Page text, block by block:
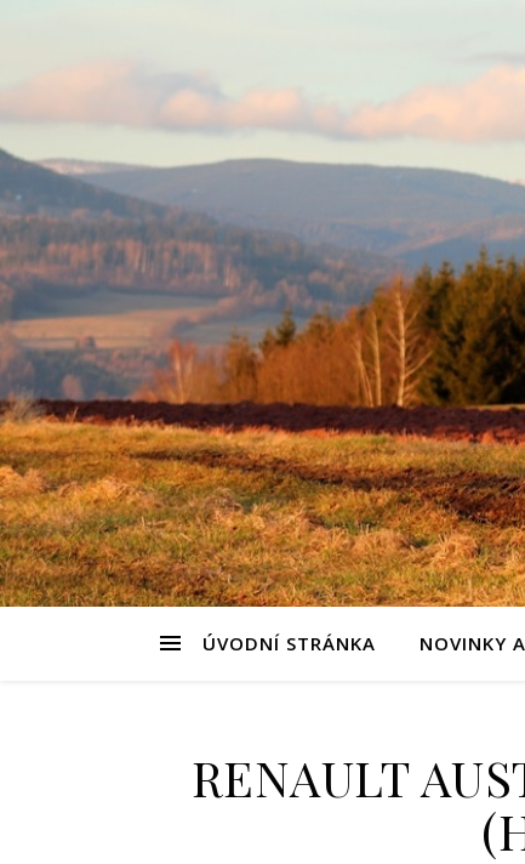
ÚVODNÍ STRÁNKA NOVINKY
RENAULT